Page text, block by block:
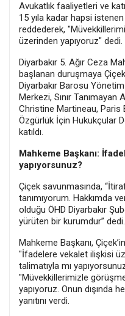
Avukatlık faaliyetleri ve
15 yıla kadar hapsi
reddederek,
üzerinden yapıyoruz" dedi.
Diyarbakır 5. Ağır Ceza
başlanan duruşmaya Çiçek
Diyarbakır Barosu
Merkezi, Sınır Tanımayan
Christine Martineau, Paris
Özgürlük İçin Hukukçular
katıldı.
Mahkeme Başkanı:
yapıyorsunuz?
Çiçek savunmasında,
tanımıyorum. Hakkımda
olduğu ÖHD Diyarbakır
yürüten bir kurumdur” dedi.
Mahkeme Başkanı,
"İfadelere vekalet ilişkisi
talimatıyla mı
"Müvekkillerimizle
yapıyoruz. Onun dışında
yanıtını verdi.